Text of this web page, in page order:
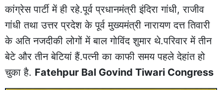
कांग्रेस पार्टी में ही रहे.पूर्व प्रधानमंत्री इंदिरा गांधी, राजीव
गांधी तथा उत्तर प्रदेश के पूर्व मुख्यमंत्री नारायण दत्त तिवारी
के अति नजदीकी लोगों में बाल गोविंद शुमार थे.परिवार में तीन
बेटे और तीन बेटियां हैं.पत्नी का काफी समय पहले देहांत हो
चुका है. Fatehpur Bal Govind Tiwari Congress